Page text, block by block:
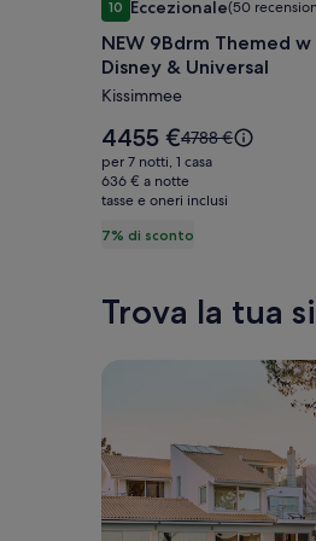
fotografica
di
NEW
9Bdrm
Themed
w
Arcade
near
Disney
Universal
1010 su 10, Eccezionale, (50
Eccezionale(50
NEW 9Bdrm Themed
Disney & Universal
Kissimmee
7% di sconto
Il
prezzo
è
4455 €
4455 €Il
prezzo
era
4788 €,
maggiori
tariffa
4788 €
per 7 notti, 1 casa
636 € a notte
tasse e oneri inclusi
Trova la tua